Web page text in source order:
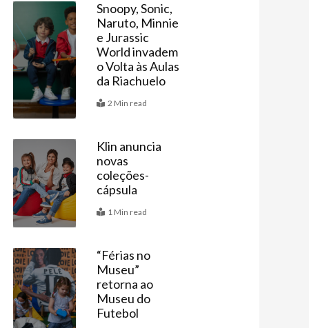
Vitrine
Snoopy, Sonic,
Naruto, Minnie
e Jurassic
World invadem
o Volta às Aulas
da Riachuelo
2 Min read
Vitrine
Klin anuncia
novas
coleções-
cápsula
1 Min read
Agenda
“Férias no
Museu”
retorna ao
Museu do
Futebol